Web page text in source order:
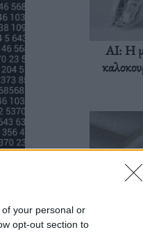
your personal or
opt-out section to
AI: Η